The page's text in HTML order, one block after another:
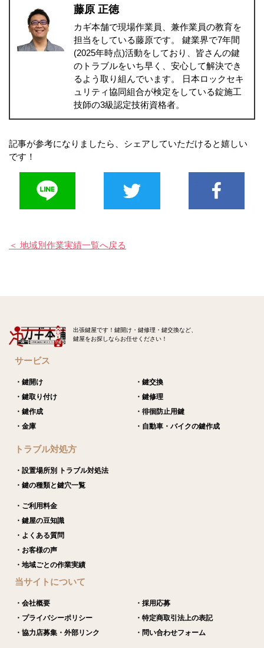
藤原 正徳
カギ本舗で現場作業員、兼作業員の教育を
担当をしている藤原です。 鍵業界で7年間
(2025年時点)活動をしており、皆さんの鍵
のトラブルをいち早く、安心して解決でき
るよう取り組んでいます。 日本ロックセキ
ュリティ協同組合が検定をしている錠施工
技師の3級認定技術資格者。
記事が参考になりましたら、シェアしていただけると嬉しい
です！
＜ 地域別作業実績一覧へ戻る
出張鍵屋です！鍵開け・鍵修理・鍵交換など、
鍵屋をお探しならお任せください！
サービス
・鍵開け
・鍵交換
・鍵取り付け
・鍵修理
・鍵作成
・徘徊防止用鍵
・金庫
・自動車・バイクの鍵作成
トラブル対処方
・設置場所別 トラブル対処法
・鍵の種類と鍵穴一覧
・ご利用料金
・鍵屋の豆知識
・よくある質問
・お客様の声
・地域ごとの作業実績
当サイトについて
・会社概要
・採用応募
・プライバシーポリシー
・特定商取引法上の表記
・協力店募集・外部リンク
・問い合わせフォーム